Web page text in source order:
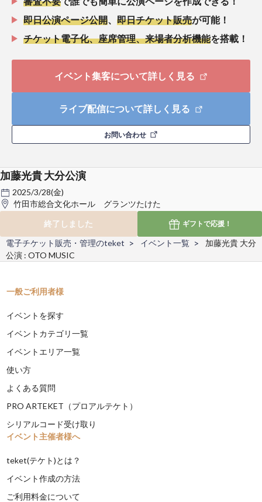
即日公演ページ公開
即日チケット販売が可能！
チケット電子化、座席管理、来場者分析機能を搭載！
イベント集客について詳しく見る
ライブ配信について詳しく見る
お問い合わせ
加藤光貴 大分公演
2025/3/28(金)
竹田市総合文化ホール グランツたけた
終了しました
ギフトで応援！
電子チケット販売・管理のteket イベント一覧
加藤光貴 大分
公演 : OTO MUSIC
一般ご利用者様
イベントを探す
イベントカテゴリ一覧
イベントエリア一覧
使い方
よくある質問
PRO ARTEKET（プロアルテケト）
シリアルコード受け取り
イベント主催者様へ
teket(テケト)とは？
イベント作成の方法
ご利用料金について